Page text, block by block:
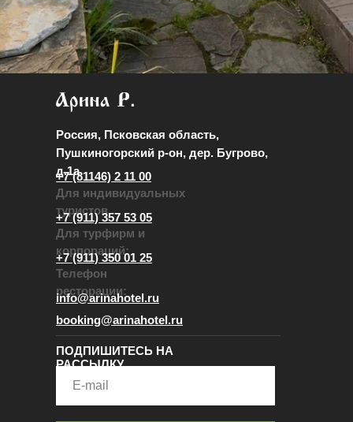
Россия, Псковская область,
Пушкиногорский р-он, дер. Бугрово,
д.1а
+7 (81146) 2 11 00
Для индивидуальных
туристов
+7 (911) 357 53 05
Для турфирм и
корпораций:
+7 (911) 350 01 25
Телефон
ресторации:
info@arinahotel.ru
booking@arinahotel.ru
ПОДПИШИТЕСЬ НА
РАССЫЛКУ